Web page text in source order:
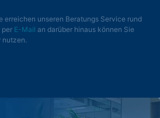
erreichen unseren Beratungs Service rund
per E-Mail an darüber hinaus können Sie
nutzen.